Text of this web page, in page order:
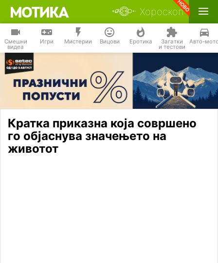
Хороскоп
Смешни
видеа
Игри Мистерии Вицови Еротика Загатки
и тестови
Авто-
Кратка приказна која совршено
го објаснува значењето на
животот